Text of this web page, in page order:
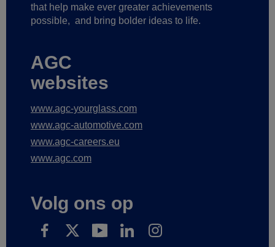
that help make ever greater achievements
possible, and bring bolder ideas to life.
AGC
websites
www.agc-yourglass.com
www.agc-automotive.com
www.agc-careers.eu
www.agc.com
Volg ons op